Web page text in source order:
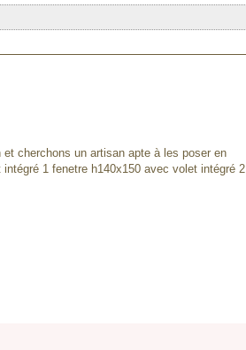
cherchons un artisan apte à les poser en
1 fenetre h140x150 avec volet intégré 2